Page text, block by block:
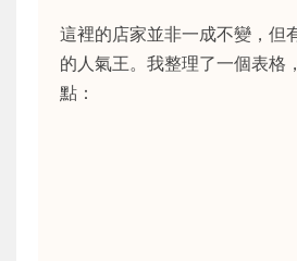
這裡的店家並非一成不變，但
的人氣王。我整理了一個表格
點：